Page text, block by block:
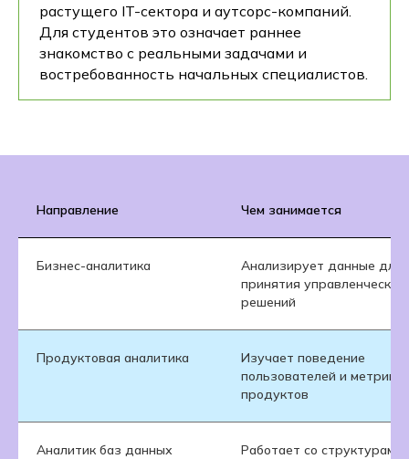
растущего IT-сектора и аутсорс-компаний.
Для студентов это означает раннее
знакомство с реальными задачами и
востребованность начальных специалистов.
Направление Чем занимается
Бизнес-аналитика
Анализирует данные для
принятия управленческих
решений
Продуктовая аналитика
Изучает поведение
пользователей и метрики
продуктов
Аналитик баз данных
Работает со структурами